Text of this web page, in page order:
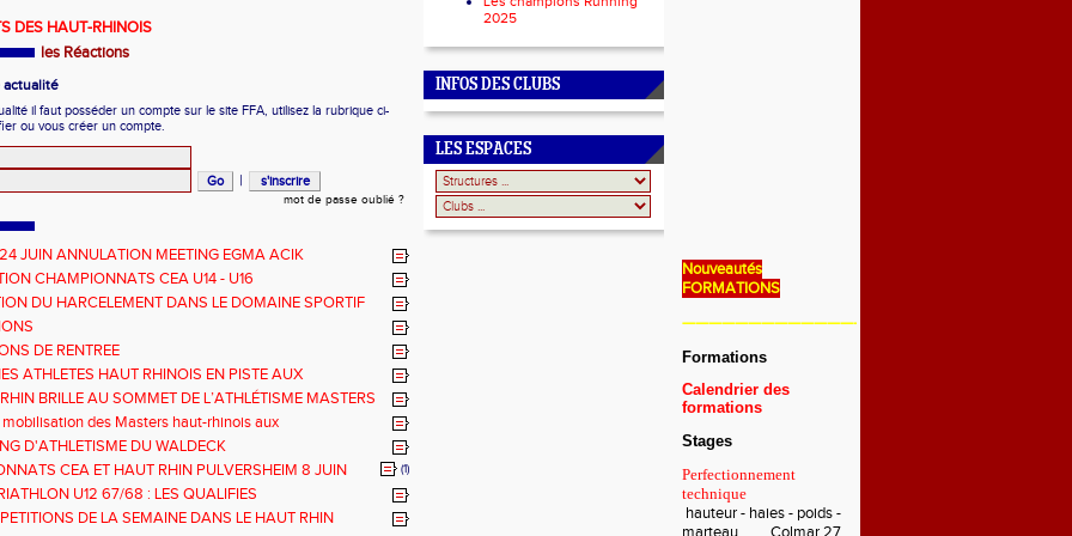
DES HAUT-RHINOIS
les Réactions
actualité
il faut posséder un compte sur le site FFA, utilisez la rubrique ci-
ou vous créer un compte.
|
mot de passe oublié ?
JUIN ANNULATION MEETING EGMA ACIK
CHAMPIONNATS CEA U14 - U16
DU HARCELEMENT DANS LE DOMAINE SPORTIF
DE RENTREE
ATHLETES HAUT RHINOIS EN PISTE AUX
DE FRANCE AVENIR
BRILLE AU SOMMET DE L’ATHLÉTISME MASTERS
des Masters haut-rhinois aux
Grand Est 2025
D'ATHLETISME DU WALDECK
CEA ET HAUT RHIN PULVERSHEIM 8 JUIN (1)
U12 67/68 : LES QUALIFIES
DE LA SEMAINE DANS LE HAUT RHIN
2025
INFOS DES CLUBS
LES ESPACES
Nouveautés
FORMATIONS
———————————————————————————
Formations
Calendrier des
formations
Stages
Perfectionnement
technique
hauteur - haies - poids -